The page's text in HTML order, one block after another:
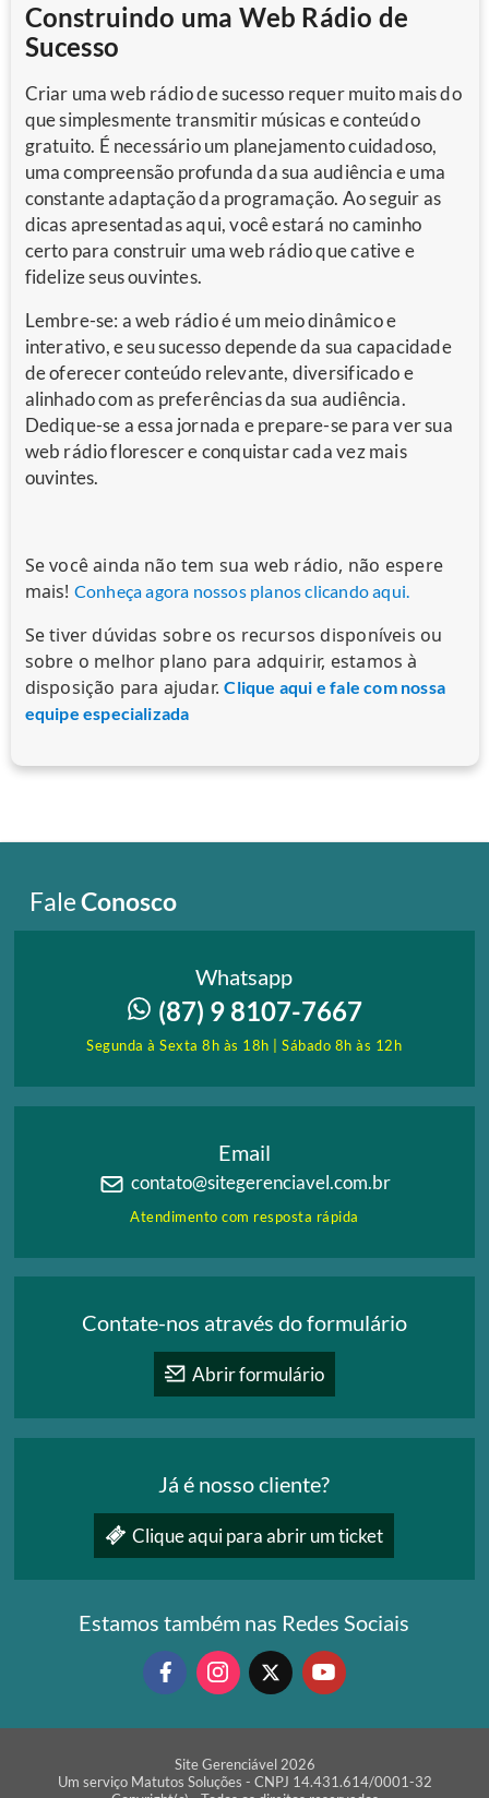
Construindo uma Web Rádio de
Sucesso
Criar uma web rádio de sucesso requer muito mais do
que simplesmente transmitir músicas e conteúdo
gratuito. É necessário um planejamento cuidadoso,
uma compreensão profunda da sua audiência e uma
constante adaptação da programação. Ao seguir as
dicas apresentadas aqui, você estará no caminho
certo para construir uma web rádio que cative e
fidelize seus ouvintes.
Lembre-se: a web rádio é um meio dinâmico e
interativo, e seu sucesso depende da sua capacidade
de oferecer conteúdo relevante, diversificado e
alinhado com as preferências da sua audiência.
Dedique-se a essa jornada e prepare-se para ver sua
web rádio florescer e conquistar cada vez mais
ouvintes.
Se você ainda não tem sua web rádio, não espere
mais! Conheça agora nossos planos clicando aqui.
Se tiver dúvidas sobre os recursos disponíveis ou
sobre o melhor plano para adquirir, estamos à
disposição para ajudar.Clique aqui e fale com nossa
equipe especializada
FaleConosco
Whatsapp
(87) 9 8107-7667
Segunda à Sexta 8h às 18h | Sábado 8h às 12h
Email
contato@sitegerenciavel.com.br
Atendimento com resposta rápida
Contate-nos através do formulário
Abrir formulário
Já é nosso cliente?
Clique aqui para abrir um ticket
Estamos também nas Redes Sociais
Site Gerenciável 2026
Um serviço Matutos Soluções - CNPJ 14.431.614/0001-32